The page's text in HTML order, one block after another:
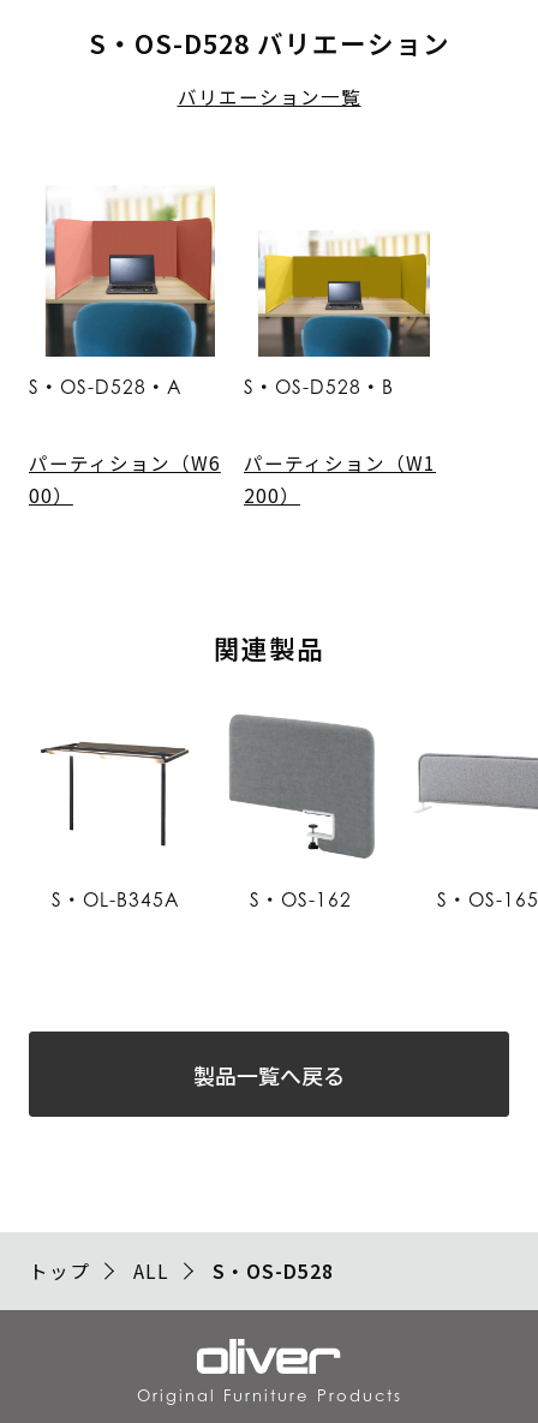
S・OS-D528 バリエーション
バリエーション一覧
S・OS-D528・A
パーティション（W6
00）
S・OS-D528・B
パーティション（W1
200）
関連製品
S・OL-B345A S・OS-162 S・OS-165
製品一覧へ戻る
トップ ALL S・OS-D528
Original Furniture Products